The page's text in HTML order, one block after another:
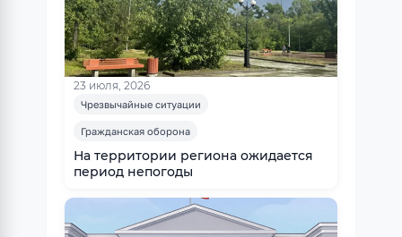
23 июля, 2026
Чрезвычайные ситуации
Гражданская оборона
На территории региона ожидается
период непогоды